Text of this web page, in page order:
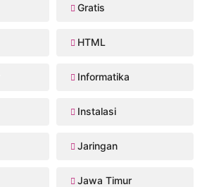
Gratis
HTML
Informatika
Instalasi
Jaringan
Jawa Timur